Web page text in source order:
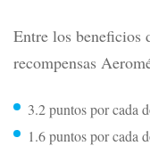
Entre los beneficios
recompensas
3.2 puntos por cada
1.6 puntos por cada